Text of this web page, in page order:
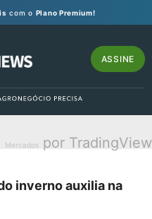
com o Plano Premium!
ASSINE
Mercados por TradingView
inverno auxilia na